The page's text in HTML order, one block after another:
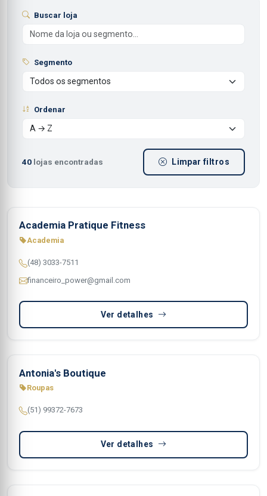
Buscar loja
Segmento
Ordenar
40 lojas encontradas Limpar filtros
Academia Pratique Fitness
Academia
(48) 3033-7511
financeiro_power@gmail.com
Ver detalhes
Antonia's Boutique
Roupas
(51) 99372-7673
Ver detalhes